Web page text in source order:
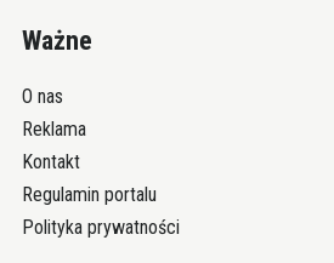
Ważne
O nas
Reklama
Kontakt
Regulamin portalu
Polityka prywatności